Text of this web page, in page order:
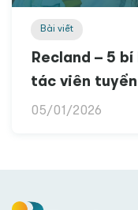
Bài viết
Recland – 5
tác viên
05/01/2026